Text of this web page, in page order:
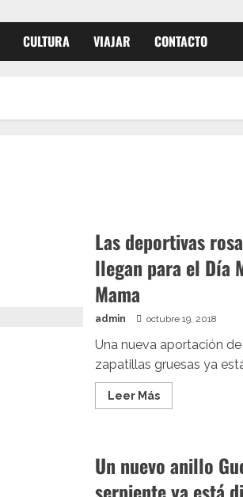
CULTURA VIAJAR CONTACTO
Las deportivas
llegan para el Día
Mama
admin octubre 19, 2018
Una nueva aportación
zapatillas gruesas ya
Leer MásLeer
más
rosas
Rhyton
Un nuevo anillo